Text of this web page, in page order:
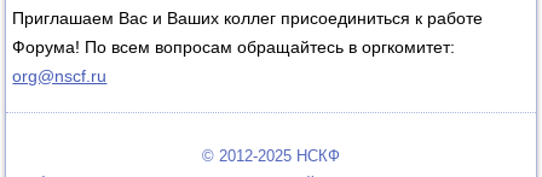
Приглашаем Вас и Ваших коллег присоединиться к работе
Форума! По всем вопросам обращайтесь в оргкомитет:
org@nscf.ru
© 2012-2025 НСКФ